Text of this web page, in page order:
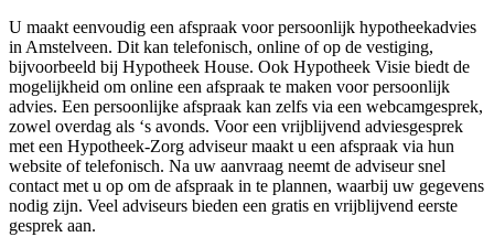
U maakt eenvoudig een afspraak voor persoonlijk hypotheekadvies
in Amstelveen. Dit kan telefonisch, online of op de vestiging,
bijvoorbeeld bij Hypotheek House. Ook Hypotheek Visie biedt de
mogelijkheid om online een afspraak te maken voor persoonlijk
advies. Een persoonlijke afspraak kan zelfs via een webcamgesprek,
zowel overdag als ‘s avonds. Voor een vrijblijvend adviesgesprek
met een Hypotheek-Zorg adviseur maakt u een afspraak via hun
website of telefonisch. Na uw aanvraag neemt de adviseur snel
contact met u op om de afspraak in te plannen, waarbij uw gegevens
nodig zijn. Veel adviseurs bieden een gratis en vrijblijvend eerste
gesprek aan.